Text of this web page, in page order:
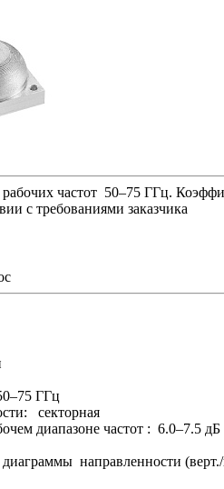
рабочих частот 50–75 ГГц.
с требованиями заказчика
ГГц
секторная
диапазоне частот : 6.0–7.5 дБ
направленности (верт./